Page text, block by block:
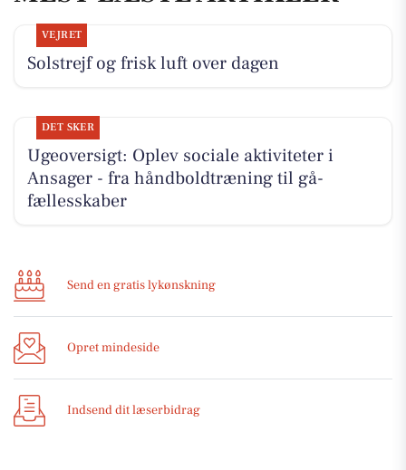
VEJRET
Solstrejf og frisk luft over dagen
DET SKER
Ugeoversigt: Oplev sociale aktiviteter i
Ansager - fra håndboldtræning til gå-
fællesskaber
Send en gratis lykønskning
Opret mindeside
Indsend dit læserbidrag